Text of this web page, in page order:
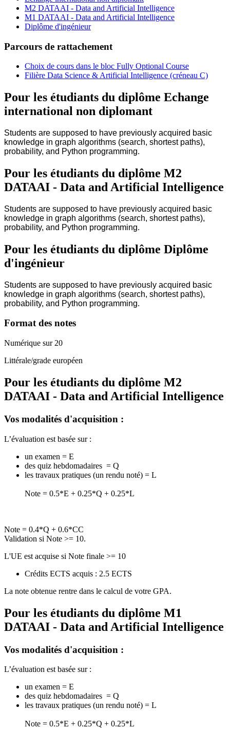
M2 DATAAI - Data and Artificial Intelligence
M1 DATAAI - Data and Artificial Intelligence
Diplôme d'ingénieur
Parcours de rattachement
Choix de cours dans le bloc Fully Optional Course
Filière Data Science & Artificial Intelligence (créneau C)
Pour les étudiants du diplôme Echange
international non diplomant
Students are supposed to have previously acquired basic
knowledge in graph algorithms (search, shortest paths),
probability, and Python programming.
Pour les étudiants du diplôme M2
DATAAI - Data and Artificial Intelligence
Students are supposed to have previously acquired basic
knowledge in graph algorithms (search, shortest paths),
probability, and Python programming.
Pour les étudiants du diplôme Diplôme
d'ingénieur
Students are supposed to have previously acquired basic
knowledge in graph algorithms (search, shortest paths),
probability, and Python programming.
Format des notes
Numérique sur 20
Littérale/grade européen
Pour les étudiants du diplôme M2
DATAAI - Data and Artificial Intelligence
Vos modalités d'acquisition :
L’évaluation est basée sur :
un examen = E
des quiz hebdomadaires = Q
les travaux pratiques (un rendu noté) = L
Note = 0.5*E + 0.25*Q + 0.25*L
Note = 0.4*Q + 0.6*CC
Validation si Note >= 10.
L'UE est acquise si Note finale >= 10
Crédits ECTS acquis : 2.5 ECTS
La note obtenue rentre dans le calcul de votre GPA.
Pour les étudiants du diplôme M1
DATAAI - Data and Artificial Intelligence
Vos modalités d'acquisition :
L’évaluation est basée sur :
un examen = E
des quiz hebdomadaires = Q
les travaux pratiques (un rendu noté) = L
Note = 0.5*E + 0.25*Q + 0.25*L